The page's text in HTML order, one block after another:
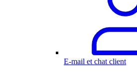
E-mail et chat client